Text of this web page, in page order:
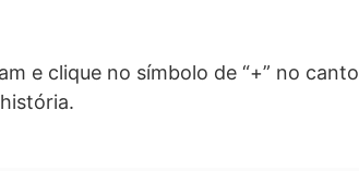
e clique no símbolo de “+” no canto